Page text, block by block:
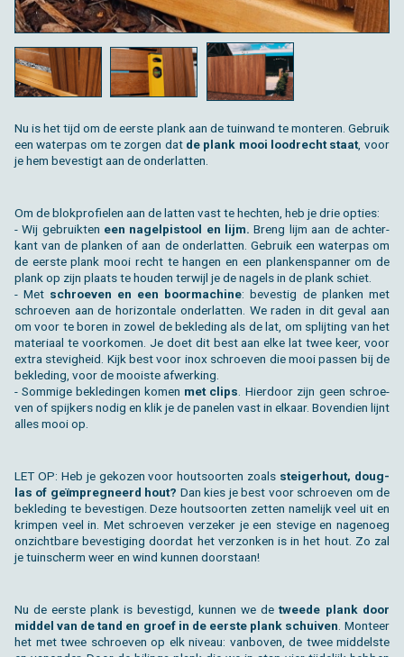
Nu is het tijd om de eer­ste plank aan de tuin­wand te mon­te­ren. Ge­bruik
een wa­ter­pas om te zor­gen dat de plank mooi lood­recht staat, voor
je hem be­ves­tigt aan de on­der­lat­ten.
Om de blok­pro­fie­len aan de lat­ten vast te hech­ten, heb je drie op­ties:
- Wij ge­bruik­ten een na­gel­pi­stool en lijm. Breng lijm aan de ach­ter­
kant van de plan­ken of aan de on­der­lat­ten. Ge­bruik een wa­ter­pas om
de eer­ste plank mooi recht te han­gen en een plan­ken­span­ner om de
plank op zijn plaats te hou­den ter­wijl je de na­gels in de plank schiet.
- Met schroe­ven en een boor­ma­chi­ne: be­ves­tig de plan­ken met
schroe­ven aan de ho­ri­zon­ta­le on­der­lat­ten. We raden in dit geval aan
om voor te boren in zowel de be­kle­ding als de lat, om splij­ting van het
ma­te­ri­aal te voor­ko­men. Je doet dit best aan elke lat twee keer, voor
extra ste­vig­heid. Kijk best voor inox schroe­ven die mooi pas­sen bij de
be­kle­ding, voor de mooi­ste af­wer­king.
- Som­mi­ge be­kle­din­gen komen met clips . Hier­door zijn geen schroe­
ven of spij­kers nodig en klik je de pa­ne­len vast in el­kaar. Bo­ven­dien lijnt
alles mooi op.
LET OP: Heb je ge­ko­zen voor hout­soor­ten zoals stei­ger­hout, dou­g­
las of geïmpreg­neerd hout? Dan kies je best voor schroe­ven om de
be­kle­ding te be­ves­ti­gen. Deze hout­soor­ten zet­ten na­me­lijk veel uit en
krim­pen veel in. Met schroe­ven ver­ze­ker je een ste­vi­ge en na­ge­noeg
on­zicht­ba­re be­ves­ti­ging door­dat het ver­zon­ken is in het hout. Zo zal
je tuin­scherm weer en wind kun­nen door­staan!
Nu de eer­ste plank is be­ves­tigd, kun­nen we de twee­de plank door
mid­del van de tand en groef in de eer­ste plank schui­ven . Mon­teer
het met twee schroe­ven op elk ni­veau: van­bo­ven, de twee mid­del­ste